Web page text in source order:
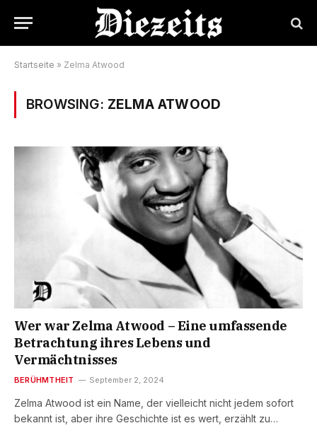
Startseite » Zelma Atwood
BROWSING: ZELMA ATWOOD
Wer war Zelma Atwood – Eine umfassende
Betrachtung ihres Lebens und
Vermächtnisses
BERÜHMTHEIT September 2, 2024
Zelma Atwood ist ein Name, der vielleicht nicht jedem sofort
bekannt ist, aber ihre Geschichte ist es wert, erzählt zu…